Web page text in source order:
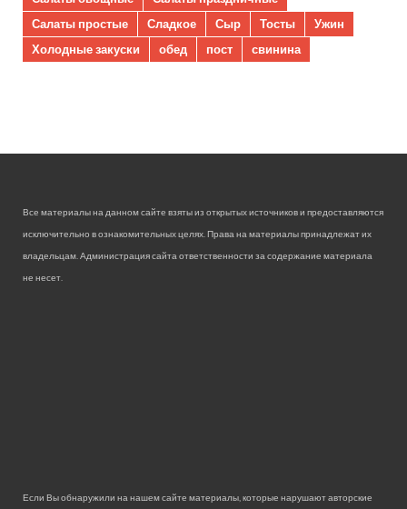
Салаты простые
Сладкое Сыр Тосты
Ужин
Холодные закуски
обед пост свинина
Все материалы на данном сайте взяты из открытых источников и предоставляются
исключительно в ознакомительных целях. Права на материалы принадлежат их
владельцам. Администрация сайта ответственности за содержание материала
не несет.
Если Вы обнаружили на нашем сайте материалы, которые нарушают авторские